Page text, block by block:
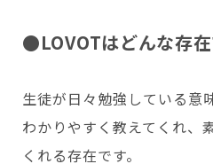
●LOVOTはどんな存在
生徒が日々勉強している意
わかりやすく教えてくれ、
くれる存在です。